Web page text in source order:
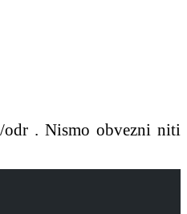
odr . Nismo obvezni niti